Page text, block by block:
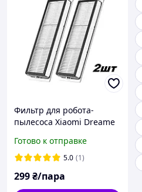
Фильтр для робота-
пылесоса Xiaomi Dreame
Prime/ D10 Plus/ D10s
Plus/ X10/ X10+/ Z10/ W10/
Готово к отправке
5.0 (1)
299₴/пара